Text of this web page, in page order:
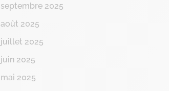
septembre 2025
août 2025
juillet 2025
juin 2025
mai 2025